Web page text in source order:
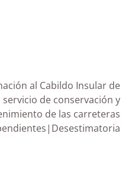
al Cabildo Insular de
de conservación y
de las carreteras